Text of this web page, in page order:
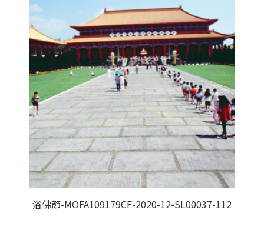
浴佛節-MOFA109179CF-2020-12-SL00037-112